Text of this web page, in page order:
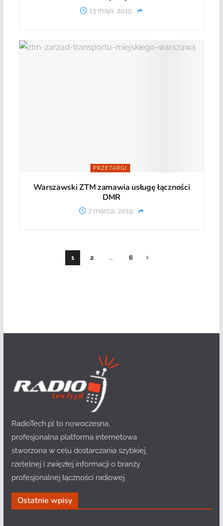
13 maja, 2019
PRZETARGI
Warszawski ZTM zamawia usługę łączności
DMR
7 marca, 2019
1 2 … 6
RadioTech.pl to nowoczesna,
profesjonalna platforma internetowa
stworzona w celu dostarczania szybkiej,
rzetelnej i zwięzłej informacji o branży
profesjonalnej łączności radiowej.
Ostatnie wpisy